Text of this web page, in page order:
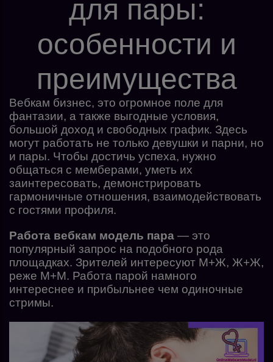
для пары:
особенности и
преимущества
Вебкам бизнес, это огромное поле для
фантазии, а также выгодные условия,
большой доход и свободных график. Здесь
могут работать не только девушки и парни, но
и пары. Чтобы достичь успеха, нужно
общаться с мемберами, уметь их
заинтересовать, демонстрировать
гармоничные отношения, взаимодействовать
с гостями профиля.
Работа вебкам модель пара — это
популярный запрос на подобного рода
площадках. Зрителей интересуют М+Ж, Ж+Ж,
реже М+М. Работа парой намного
интереснее и прибыльнее чем одиночные
стримы.